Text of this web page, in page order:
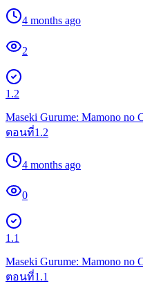
4 months ago
2
1.2
Maseki Gurume: Mamono no
ตอนที่1.2
4 months ago
0
1.1
Maseki Gurume: Mamono no
ตอนที่1.1